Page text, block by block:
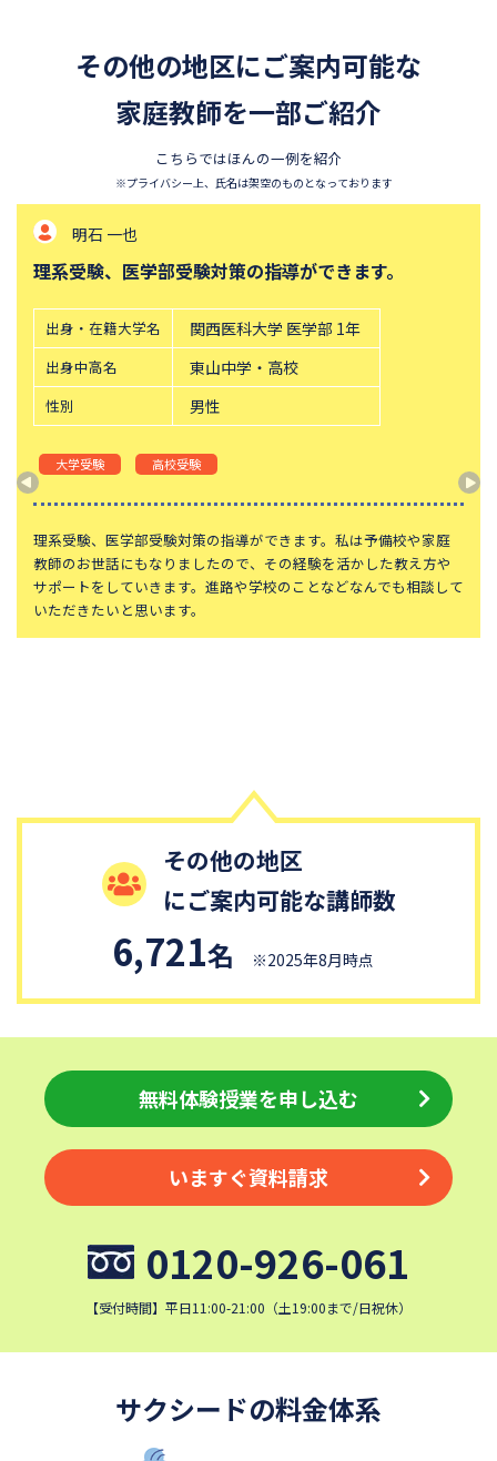
その他の地区にご案内可能な
家庭教師を一部ご紹介
こちらではほんの一例を紹介
※プライバシー上、氏名は架空のものとなっております
明石 一也
理系受験、医学部受験対策の指導ができます。
出身・在籍大学名 関西医科大学 医学部 1年
出身中高名 東山中学・高校
性別 男性
大学受験 高校受験
理系受験、医学部受験対策の指導ができます。私は予備校や家庭
教師のお世話にもなりましたので、その経験を活かした教え方や
サポートをしていきます。進路や学校のことなどなんでも相談して
いただきたいと思います。
その他の地区
にご案内可能な講師数
6,721名 ※2025年8月時点
無料体験授業を申し込む
いますぐ資料請求
0120-926-061
【受付時間】平日11:00-21:00（土19:00まで/日祝休）
サクシードの料金体系